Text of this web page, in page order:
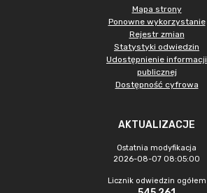
Mapa strony
Ponowne wykorzystanie
Rejestr zmian
Statystyki odwiedzin
Udostępnienie informacji
publicznej
Dostępność cyfrowa
AKTUALIZACJE
Ostatnia modyfikacja
2026-08-07 08:05:00
Licznik odwiedzin ogółem